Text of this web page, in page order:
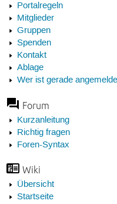
Portalregeln
Mitglieder
Gruppen
Spenden
Kontakt
Ablage
Wer ist gerade
Forum
Kurzanleitung
Richtig fragen
Foren-Syntax
Wiki
Übersicht
Startseite